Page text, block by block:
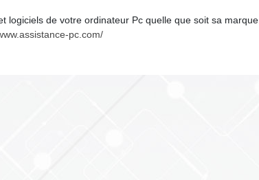
de votre ordinateur Pc quelle que soit sa marque.
pc.com/